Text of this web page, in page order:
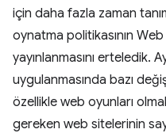
için daha fazla zaman
oynatma politikasının
yayınlanmasını erteledik.
uygulanmasında bazı
özellikle web oyunları
gereken web sitelerinin